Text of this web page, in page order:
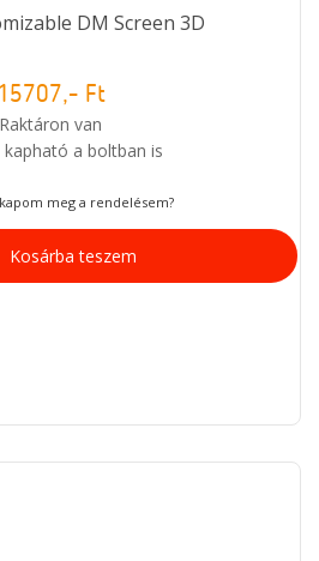
DM Screen 3D
Ft
Raktáron van
kapható a boltban is
meg a rendelésem?
Kosárba teszem